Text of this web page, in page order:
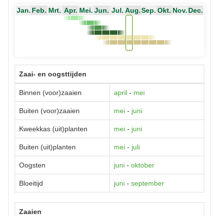
Jan. Feb. Mrt. Apr. Mei. Jun. Jul. Aug.Sep. Okt. Nov. Dec.
Zaai- en oogsttijden
Binnen (voor)zaaien april - mei
Buiten (voor)zaaien mei - juni
Kweekkas (uit)planten mei - juni
Buiten (uit)planten mei - juli
Oogsten juni - oktober
Bloeitijd juni - september
Zaaien